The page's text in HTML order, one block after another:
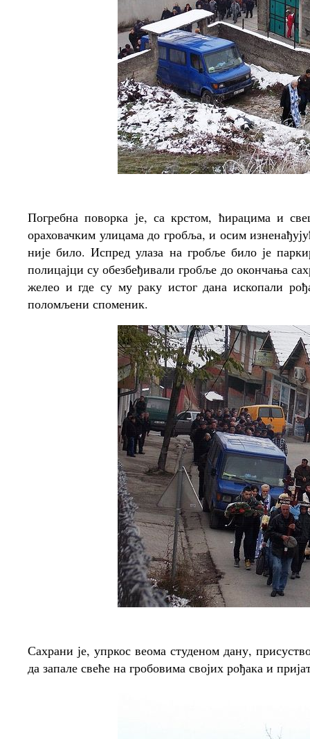
Погребна поворка је, са крстом, ћирацима и
ораховачким улицама до гробља, и осим
није било. Испред улаза на гробље било је
полицајци су обезбеђивали гробље до окончања
желео и где су му раку истог дана ископали
поломљени споменик.
Сахрани је, упркос веома студеном дану,
да запале свеће на гробовима својих рођака и